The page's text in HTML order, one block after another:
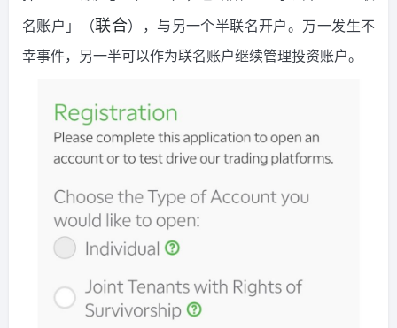
名账户」（联合），与另一个半联名开户。万一发生不
幸事件，另一半可以作为联名账户继续管理投资账户。